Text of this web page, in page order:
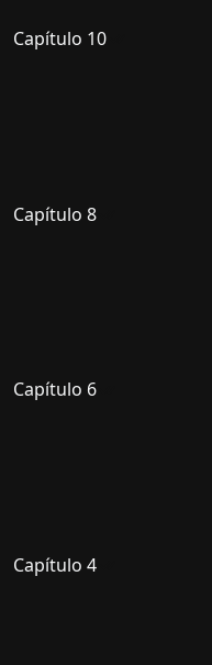
Capítulo 10
Capítulo 8
Capítulo 6
Capítulo 4